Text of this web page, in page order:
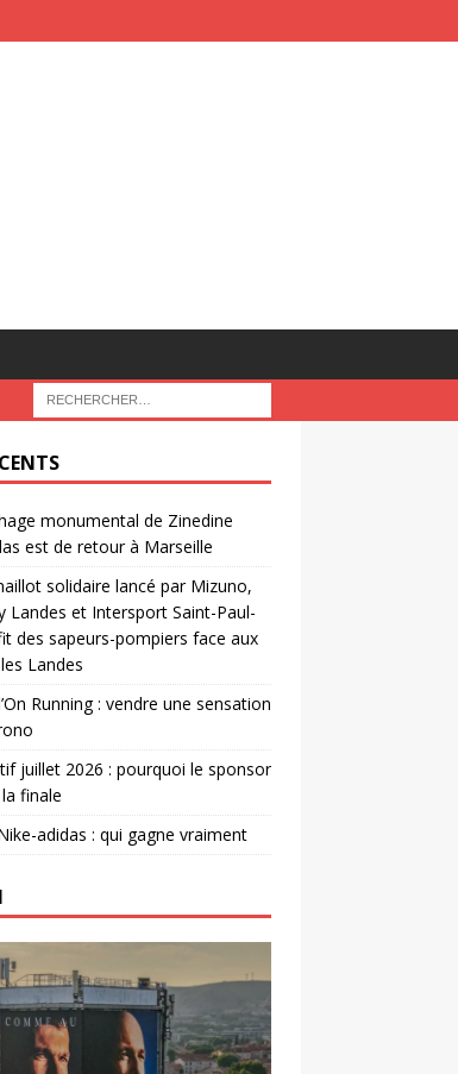
monumental de Zinedine
est de retour à Marseille
solidaire lancé par Mizuno,
Landes et Intersport Saint-Paul-
des sapeurs-pompiers face aux
Landes
Running : vendre une sensation
juillet 2026 : pourquoi le sponsor
finale
adidas : qui gagne vraiment